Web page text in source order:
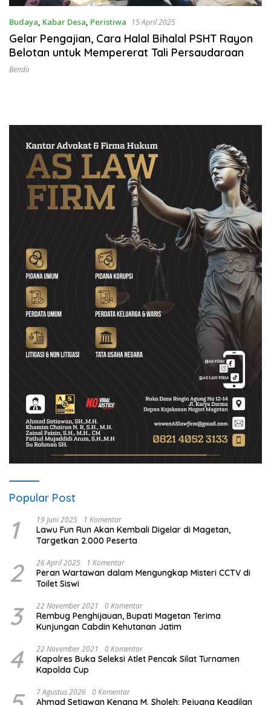
Budaya, Kabar Desa, Peristiwa 15 April 2025
Gelar Pengajian, Cara Halal Bihalal PSHT Rayon
Belotan untuk Mempererat Tali Persaudaraan
Bendo
Popular Post
1 19 Juni 2025 1 Komentar
Lawu Fun Run Akan Kembali Digelar di Magetan,
Targetkan 2.000 Peserta
2 26 April 2025 1 Komentar
Peran Wartawan dalam Mengungkap Misteri CCTV di
Toilet Siswi
3 22 November 2021 0 Komentar
Rembug Penghijauan, Bupati Magetan Terima
Kunjungan Cabdin Kehutanan Jatim
4 22 November 2021 0 Komentar
Kapolres Buka Seleksi Atlet Pencak Silat Turnamen
Kapolda Cup
7 Agustus 2026 0 Komentar
Ahmad Setiawan Kenang M. Sholeh: Pejuang Keadilan